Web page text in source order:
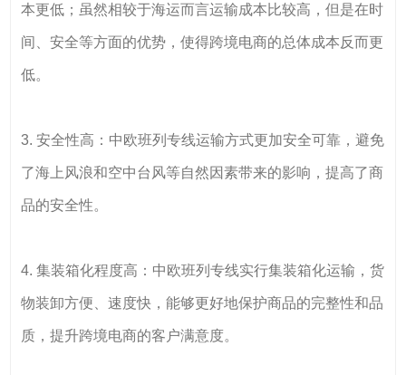
本更低；虽然相较于海运而言运输成本比较高，但是在时
间、安全等方面的优势，使得跨境电商的总体成本反而更
低。
3. 安全性高：中欧班列专线运输方式更加安全可靠，避免
了海上风浪和空中台风等自然因素带来的影响，提高了商
品的安全性。
4. 集装箱化程度高：中欧班列专线实行集装箱化运输，货
物装卸方便、速度快，能够更好地保护商品的完整性和品
质，提升跨境电商的客户满意度。